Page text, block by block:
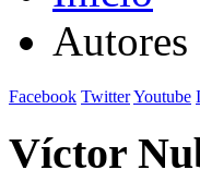
Autores
Facebook TwitterYoutube
Víctor